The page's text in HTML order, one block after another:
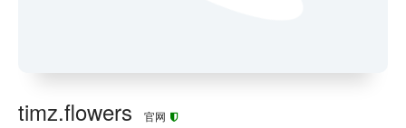
timz.flowers 官网